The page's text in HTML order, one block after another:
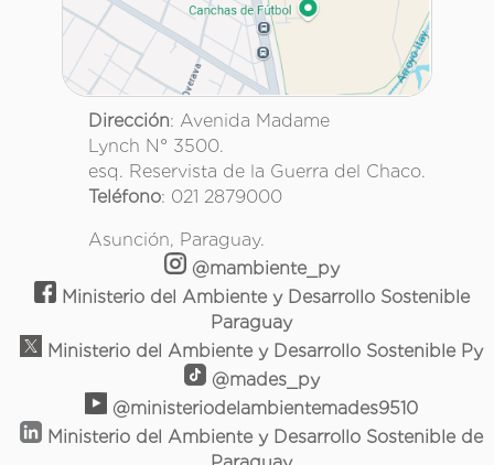
Dirección: Avenida Madame
Lynch N° 3500.
esq. Reservista de la Guerra del Chaco.
Teléfono: 021 2879000
Asunción, Paraguay.
@mambiente_py
Ministerio del Ambiente y Desarrollo Sostenible
Paraguay
Ministerio del Ambiente y Desarrollo Sostenible Py
@mades_py
@ministeriodelambientemades9510
Ministerio del Ambiente y Desarrollo Sostenible de